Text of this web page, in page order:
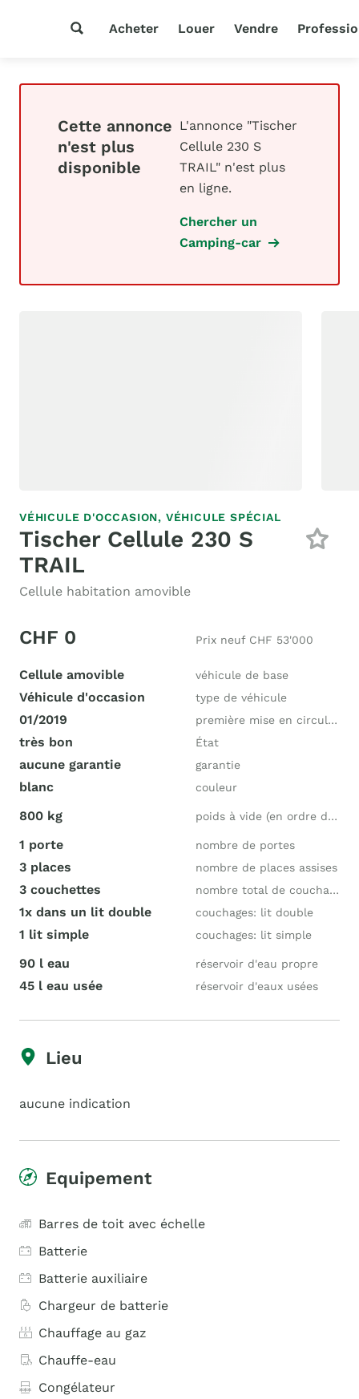
Acheter Louer Vendre
Cette annonce
n'est plus
disponible
L'annonce "Tischer
Cellule 230 S
TRAIL" n'est plus
en ligne.
Chercher un
Camping-car
VÉHICULE D'OCCASION, VÉHICULE SPÉCIAL
Tischer Cellule 230 S
TRAIL
Cellule habitation amovible
CHF 0 Prix neuf CHF 53'000
Cellule amovible véhicule de base
Véhicule d'occasion type de véhicule
01/2019 première mise en circulation
très bon État
aucune garantie garantie
blanc couleur
800 kg poids à vide (en ordre de marche)
1 porte nombre de portes
3 places nombre de places assises
3 couchettes nombre total de couchages
1x dans un lit double couchages: lit double
1 lit simple couchages: lit simple
90 l eau réservoir d'eau propre
45 l eau usée réservoir d'eaux usées
Lieu
aucune indication
Equipement
Barres de toit avec échelle
Batterie
Batterie auxiliaire
Chargeur de batterie
Chauffage au gaz
Chauffe-eau
Congélateur